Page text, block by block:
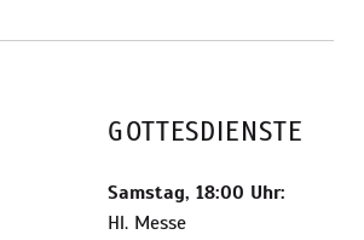
GOTTESDIENSTE
Samstag, 18:00 Uhr:
Hl. Messe